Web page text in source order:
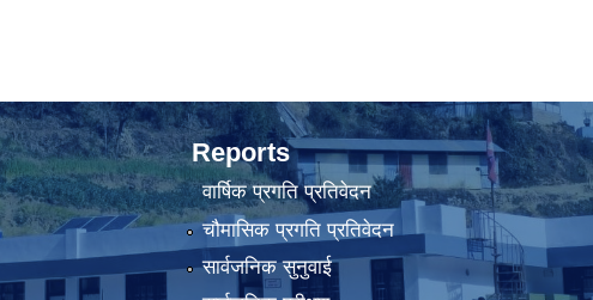
Reports
वार्षिक प्रगति प्रतिवेदन
चौमासिक प्रगति प्रतिवेदन
सार्वजनिक सुनुवाई